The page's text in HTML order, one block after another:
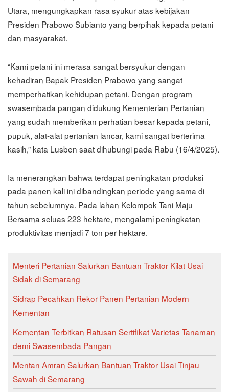
Utara, mengungkapkan rasa syukur atas kebijakan
Presiden Prabowo Subianto yang berpihak kepada petani
dan masyarakat.
“Kami petani ini merasa sangat bersyukur dengan
kehadiran Bapak Presiden Prabowo yang sangat
memperhatikan kehidupan petani. Dengan program
swasembada pangan didukung Kementerian Pertanian
yang sudah memberikan perhatian besar kepada petani,
pupuk, alat-alat pertanian lancar, kami sangat berterima
kasih,” kata Lusben saat dihubungi pada Rabu (16/4/2025).
Ia menerangkan bahwa terdapat peningkatan produksi
pada panen kali ini dibandingkan periode yang sama di
tahun sebelumnya. Pada lahan Kelompok Tani Maju
Bersama seluas 223 hektare, mengalami peningkatan
produktivitas menjadi 7 ton per hektare.
Menteri Pertanian Salurkan Bantuan Traktor Kilat Usai
Sidak di Semarang
Sidrap Pecahkan Rekor Panen Pertanian Modern
Kementan
Kementan Terbitkan Ratusan Sertifikat Varietas Tanaman
demi Swasembada Pangan
Mentan Amran Salurkan Bantuan Traktor Usai Tinjau
Sawah di Semarang